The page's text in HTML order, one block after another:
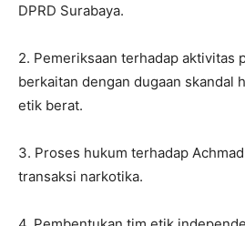
DPRD Surabaya.
2. Pemeriksaan terhadap aktivitas
berkaitan dengan dugaan skandal
etik berat.
3. Proses hukum terhadap
transaksi narkotika.